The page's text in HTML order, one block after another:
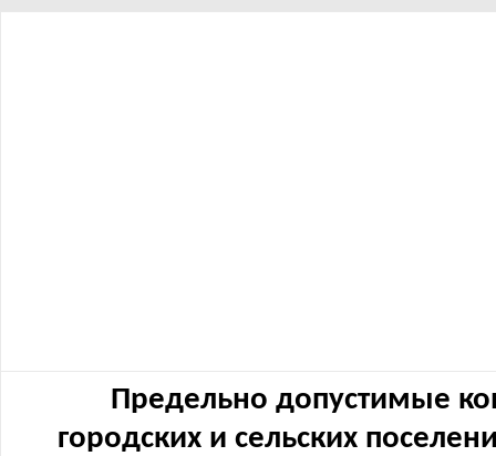
Предельно допустимые
городских и сельских